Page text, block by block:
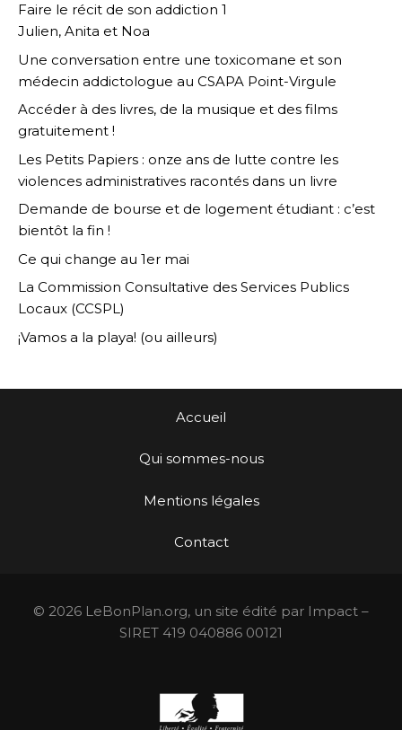
Faire le récit de son addiction 1
Julien, Anita et Noa
Une conversation entre une toxicomane et son
médecin addictologue au CSAPA Point-Virgule
Accéder à des livres, de la musique et des films
gratuitement !
Les Petits Papiers : onze ans de lutte contre les
violences administratives racontés dans un livre
Demande de bourse et de logement étudiant : c’est
bientôt la fin !
Ce qui change au 1er mai
La Commission Consultative des Services Publics
Locaux (CCSPL)
¡Vamos a la playa! (ou ailleurs)
Accueil
Qui sommes-nous
Mentions légales
Contact
© 2026 LeBonPlan.org, un site édité par Impact –
SIRET 419 040886 00121